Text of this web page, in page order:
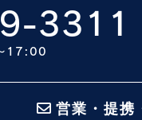
3311
17:00
営業・提携